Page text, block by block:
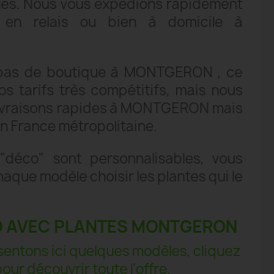
Nous vous expédions rapidement
en relais ou bien à domicile à
de boutique à MONTGERON , ce
tarifs très compétitifs, mais nous
rapides à MONTGERON mais
France métropolitaine.
sont personnalisables, vous
modèle choisir les plantes qui le
AVEC PLANTES MONTGERON
ici quelques modèles, cliquez
découvrir toute l'offre.